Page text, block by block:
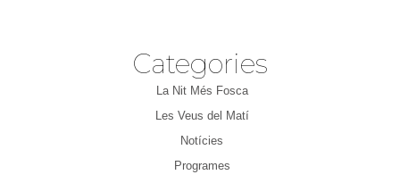
Categories
La Nit Més Fosca
Les Veus del Matí
Notícies
Programes